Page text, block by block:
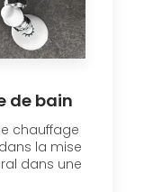
de bain
chauffage
la mise
dans une